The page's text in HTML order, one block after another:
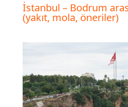
İstanbul – Bodrum
(yakıt, mola, öneriler)